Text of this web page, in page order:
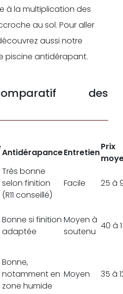
à la multiplication des
au sol. Pour aller
aussi notre
piscine antidérapant.
des
AntidérapanceEntretien
Prix
Très bonne
selon finition
(R11 conseillé)
Facile 25 à
Bonne si finition
adaptée
Moyen à
soutenu
40 à
Bonne,
notamment en
zone humide
Moyen 35 à